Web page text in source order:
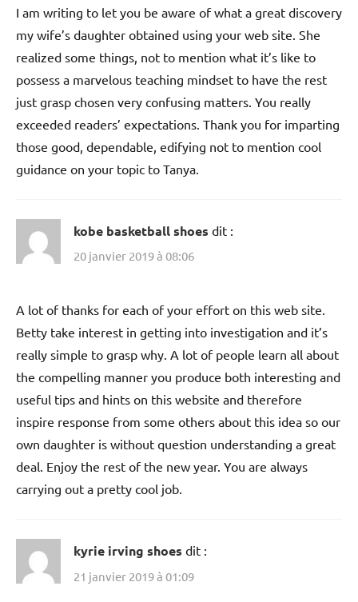
I am writing to let you be aware of what a great discovery
my wife’s daughter obtained using your web site. She
realized some things, not to mention what it’s like to
possess a marvelous teaching mindset to have the rest
just grasp chosen very confusing matters. You really
exceeded readers’ expectations. Thank you for imparting
those good, dependable, edifying not to mention cool
guidance on your topic to Tanya.
kobe basketball shoes dit :
20 janvier 2019 à 08:06
A lot of thanks for each of your effort on this web site.
Betty take interest in getting into investigation and it’s
really simple to grasp why. A lot of people learn all about
the compelling manner you produce both interesting and
useful tips and hints on this website and therefore
inspire response from some others about this idea so our
own daughter is without question understanding a great
deal. Enjoy the rest of the new year. You are always
carrying out a pretty cool job.
kyrie irving shoes dit :
21 janvier 2019 à 01:09